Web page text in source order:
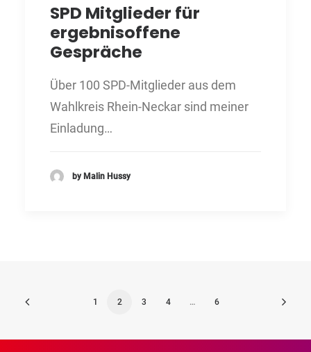
SPD Mitglieder für
ergebnisoffene
Gespräche
Über 100 SPD-Mitglieder aus dem
Wahlkreis Rhein-Neckar sind meiner
Einladung…
by Malin Hussy
1 2 3 4 … 6